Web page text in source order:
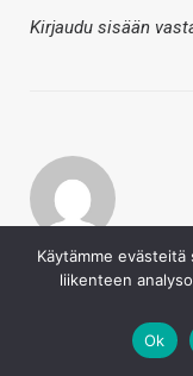
Kirjaudu sisään
Among Us
16.4.2021
Kirjaudu sisään
Käytämme
liikenteen
Ok